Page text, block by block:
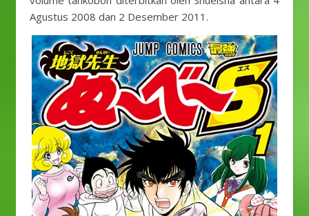
Agustus 2008 dan 2 Desember 2011.